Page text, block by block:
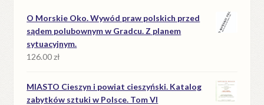
O Morskie Oko. Wywód praw polskich przed
sądem polubownym w Gradcu. Z planem
sytuacyjnym.
126.00zł
MIASTO Cieszyn i powiat cieszyński. Katalog
zabytków sztuki w Polsce. Tom VI